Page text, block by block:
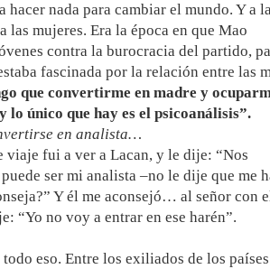
nada para cambiar el mundo. Y a
las mujeres. Era la época en que Mao
contra la burocracia del partido,
fascinada por la relación entre las
que convertirme en madre y
lo único que hay es el psicoanálisis”.
en analista…
viaje fui a ver a Lacan, y le dije: “Nos
ser mi analista ‒no le dije que me
Y él me aconsejó… al señor con
“Yo no voy a entrar en ese harén”.
eso. Entre los exiliados de los